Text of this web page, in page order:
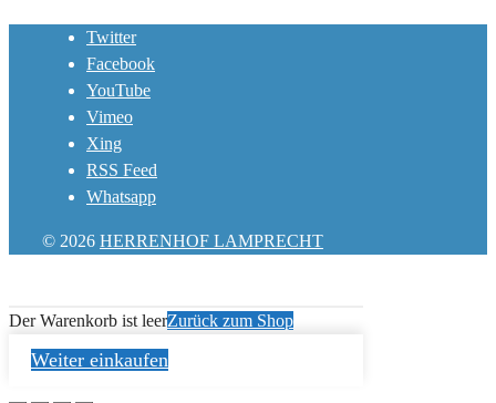
Twitter
Facebook
YouTube
Vimeo
Xing
RSS Feed
Whatsapp
© 2026 HERRENHOF LAMPRECHT
Der Warenkorb ist leerZurück zum Shop
Weiter einkaufen